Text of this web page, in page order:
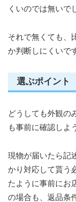
くいのでは無いで
それで無くても、
か判断しにくいで
選ぶポイント
どうしても外観の
も事前に確認しよ
現物が届いたら記
かり対応して貰う
たように事前にお
の場合も、返品条